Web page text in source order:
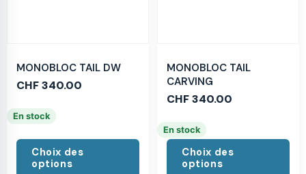
MONOBLOC TAIL DW
CHF340.00
En stock
Choix des
options
MONOBLOC TAIL
CARVING
CHF340.00
En stock
Choix des
options